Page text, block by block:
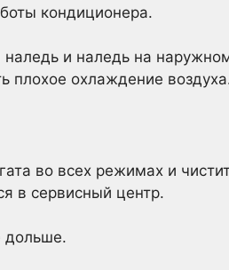
кондиционера.
и наледь на
плохое охлаждение
во всех режимах и
в сервисный центр.
дольше.